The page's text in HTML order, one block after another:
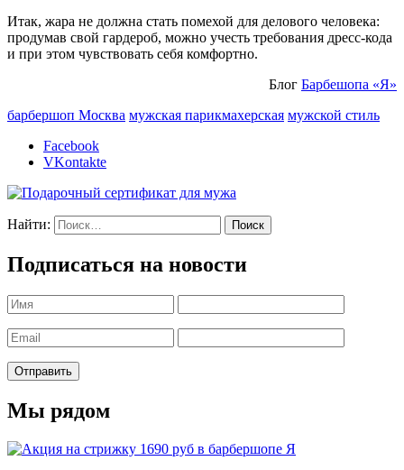
Итак, жара не должна стать помехой для делового человека:
продумав свой гардероб, можно учесть требования дресс-кода
и при этом чувствовать себя комфортно.
Блог Барбешопа «Я»
барбершоп Москва мужская парикмахерская мужской стиль
Facebook
VKontakte
Найти:
Подписаться на новости
Мы рядом